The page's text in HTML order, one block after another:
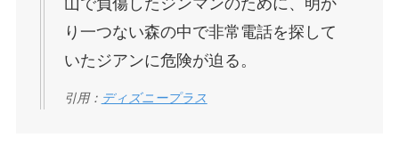
山で負傷したジンマンのために、明か
り一つない森の中で非常電話を探して
いたジアンに危険が迫る。
引用： ディズニープラス